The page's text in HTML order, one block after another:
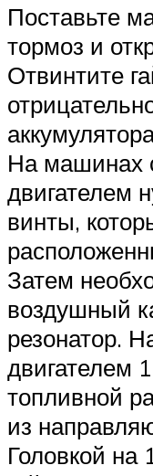
Поставьте
тормоз и
Отвинтите
На машинах
двигателем
винты,
Затем
воздушный
резонатор.
двигателем
топливной
из
Головкой на